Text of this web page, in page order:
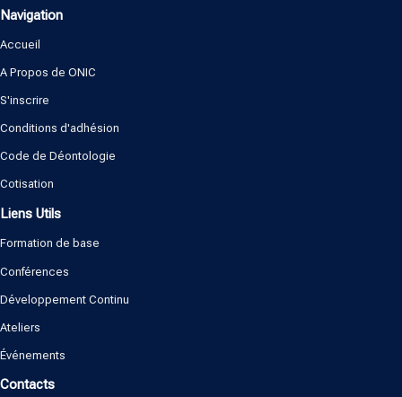
Navigation
Accueil
A Propos de ONIC
S'inscrire
Conditions d'adhésion
Code de Déontologie
Cotisation
Liens Utils
Formation de base
Conférences
Développement Continu
Ateliers
Événements
Contacts